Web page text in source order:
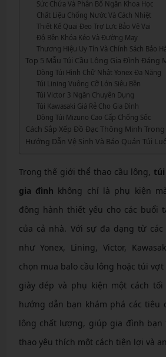
Sức Chứa Và Phân Bố Ngăn Khoa Học
Chất Liệu Chống Nước Và Cách Nhiệt
Thiết Kế Quai Đeo Trợ Lực Bảo Vệ Vai
Độ Bền Khóa Kéo Và Đường May
Thương Hiệu Uy Tín Và Chính Sách Bảo
Top 5 Mẫu Túi Cầu Lông Gia Đình Đáng
Dòng Túi Hình Chữ Nhật Yonex Đa Năng
Túi Lining Vuông Cỡ Lớn Siêu Bền
Túi Victor 3 Ngăn Chuyên Dụng
Túi Kawasaki Giá Rẻ Cho Gia Đình
Dòng Túi Mizuno Cao Cấp Chống Sốc
Cách Sắp Xếp Đồ Đạc Thông Minh
Hướng Dẫn Vệ Sinh Và Bảo Quản Túi
Trong thế giới thể thao cầu lông,
gia đình không chỉ là phụ kiện
đồng hành thiết yếu cho các buổi
của cả nhà. Với sự đa dạng từ
như Yonex, Lining, Victor,
chọn mua balo cầu lông hoặc túi
giày dép và phụ kiện một cách
hướng dẫn bạn khám phá các tiêu
lông chất lượng, giúp gia đình bạn
thao yêu thích một cách tiện lợi và